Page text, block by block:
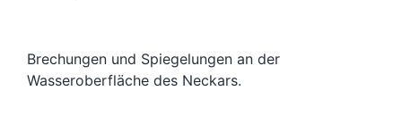
Brechungen und Spiegelungen an der
Wasseroberfläche des Neckars.